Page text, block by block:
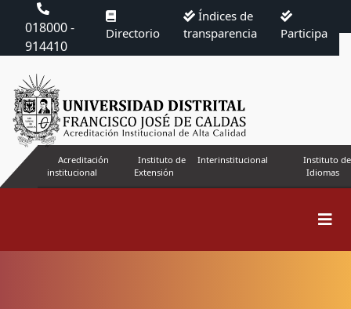
018000 -
914410
Directorio
Índices de
transparencia
Participa
Acreditación
institucional
Instituto de
Extensión
Interinstitucional
Instituto de
Idiomas